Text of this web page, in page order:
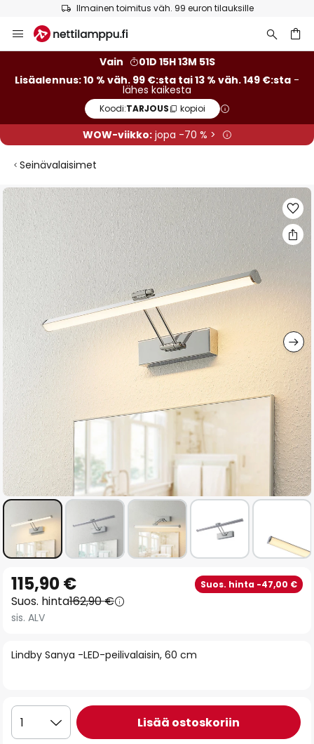
Ilmainen toimitus väh. 99 euron tilauksille
to
Vain
01D 15H 13M 50S
Lisäalennus: 10 % väh. 99 €:sta tai 13 % väh. 149 €:sta -
lähes kaikesta
Koodi:TARJOUS kopioi
WOW-viikko:jopa -70 % >
Seinävalaisimet
Skip
to
the
end
of
the
images
gallery
to
the
beginning
the
Lindby Sanya -LED-peilivalaisin, 60 cm
115,90 € Suos. hinta -47,00 €
Suos. hinta162,90 €
sis. ALV
1 Lisää ostoskoriin